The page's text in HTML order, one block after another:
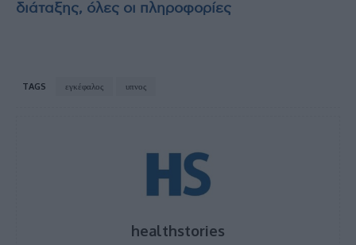
διάταξης, όλες οι πληροφορίες
TAGS εγκέφαλος υπνος
healthstories